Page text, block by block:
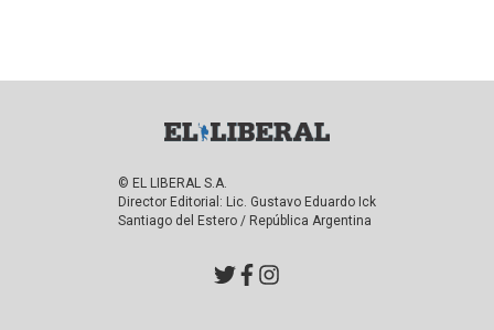
© EL LIBERAL S.A.
Director Editorial: Lic. Gustavo Eduardo Ick
Santiago del Estero / República Argentina